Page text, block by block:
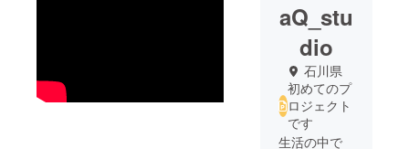
aQ_stu
dio
石川県
初めてのプ
ロジェクト
です
生活の中で